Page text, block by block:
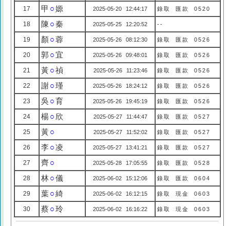
17 甲 ○嫄 2025-05-20 12:44:17 錄取 匯款 0520
18 陳 ○秦 2025-05-25 12:20:52 --
19 顏○蓉 2025-05-26 08:12:30 錄取 匯款 0526
20 郭 ○宜 2025-05-26 09:48:01 錄取 匯款 0526
21 黃○禎 2025-05-26 11:23:46 錄取 匯款 0526
22 謝○瑾 2025-05-26 18:24:12 錄取 匯款 0526
23 吳 ○育 2025-05-26 19:45:19 錄取 匯款 0526
24 楊○ 欣 2025-05-27 11:44:47 錄取 匯款 0527
25 黃○ 2025-05-27 11:52:02 錄取 匯款 0527
26 李○凌 2025-05-27 13:41:21 錄取 匯款 0527
27 齊 ○ 2025-05-28 17:05:55 錄取 匯款 0528
28 林○儀 2025-06-02 15:12:06 錄取 匯款 0604
29 葉○綺 2025-06-02 16:12:15 錄取 現金 0603
30 蔡○玲 2025-06-02 16:16:22 錄取 現金 0603